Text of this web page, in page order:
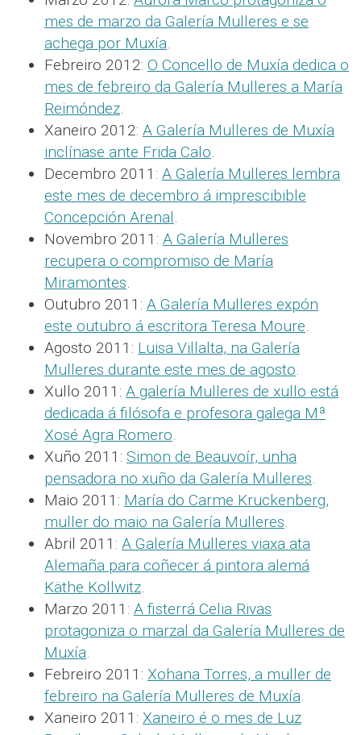
mes de marzo da Galería Mulleres e se
achega por Muxía.
Febreiro 2012: O Concello de Muxía dedica o
mes de febreiro da Galería Mulleres a María
Reimóndez.
Xaneiro 2012: A Galería Mulleres de Muxía
inclínase ante Frida Calo.
Decembro 2011: A Galería Mulleres lembra
este mes de decembro á imprescibible
Concepción Arenal.
Novembro 2011: A Galería Mulleres
recupera o compromiso de María
Miramontes.
Outubro 2011: A Galería Mulleres expón
este outubro á escritora Teresa Moure.
Agosto 2011: Luisa Villalta, na Galería
Mulleres durante este mes de agosto.
Xullo 2011: A galería Mulleres de xullo está
dedicada á filósofa e profesora galega Mª
Xosé Agra Romero.
Xuño 2011: Simon de Beauvoír, unha
pensadora no xuño da Galería Mulleres.
Maio 2011: María do Carme Kruckenberg,
muller do maio na Galería Mulleres.
Abril 2011: A Galería Mulleres viaxa ata
Alemaña para coñecer á pintora alemá
Käthe Kollwitz.
Marzo 2011: A fisterrá Celia Rivas
protagoniza o marzal da Galería Mulleres de
Muxía.
Febreiro 2011: Xohana Torres, a muller de
febreiro na Galería Mulleres de Muxía.
Xaneiro 2011: Xaneiro é o mes de Luz